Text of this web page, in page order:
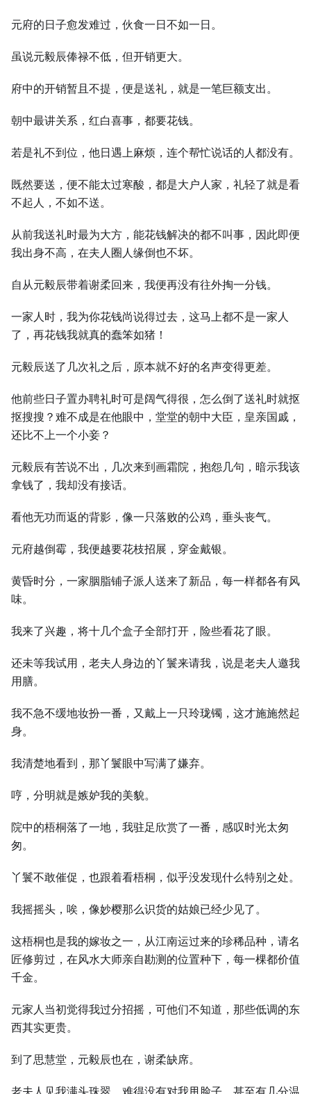
元府的日子愈发难过，伙食一日不如一日。
虽说元毅辰俸禄不低，但开销更大。
府中的开销暂且不提，便是送礼，就是一笔巨额支出。
朝中最讲关系，红白喜事，都要花钱。
若是礼不到位，他日遇上麻烦，连个帮忙说话的人都没有。
既然要送，便不能太过寒酸，都是大户人家，礼轻了就是看
不起人，不如不送。
从前我送礼时最为大方，能花钱解决的都不叫事，因此即便
我出身不高，在夫人圈人缘倒也不坏。
自从元毅辰带着谢柔回来，我便再没有往外掏一分钱。
一家人时，我为你花钱尚说得过去，这马上都不是一家人
了，再花钱我就真的蠢笨如猪！
元毅辰送了几次礼之后，原本就不好的名声变得更差。
他前些日子置办聘礼时可是阔气得很，怎么倒了送礼时就抠
抠搜搜？难不成是在他眼中，堂堂的朝中大臣，皇亲国戚，
还比不上一个小妾？
元毅辰有苦说不出，几次来到画霜院，抱怨几句，暗示我该
拿钱了，我却没有接话。
看他无功而返的背影，像一只落败的公鸡，垂头丧气。
元府越倒霉，我便越要花枝招展，穿金戴银。
黄昏时分，一家胭脂铺子派人送来了新品，每一样都各有风
味。
我来了兴趣，将十几个盒子全部打开，险些看花了眼。
还未等我试用，老夫人身边的丫鬟来请我，说是老夫人邀我
用膳。
我不急不缓地妆扮一番，又戴上一只玲珑镯，这才施施然起
身。
我清楚地看到，那丫鬟眼中写满了嫌弃。
哼，分明就是嫉妒我的美貌。
院中的梧桐落了一地，我驻足欣赏了一番，感叹时光太匆
匆。
丫鬟不敢催促，也跟着看梧桐，似乎没发现什么特别之处。
我摇摇头，唉，像妙樱那么识货的姑娘已经少见了。
这梧桐也是我的嫁妆之一，从江南运过来的珍稀品种，请名
匠修剪过，在风水大师亲自勘测的位置种下，每一棵都价值
千金。
元家人当初觉得我过分招摇，可他们不知道，那些低调的东
西其实更贵。
到了思慧堂，元毅辰也在，谢柔缺席。